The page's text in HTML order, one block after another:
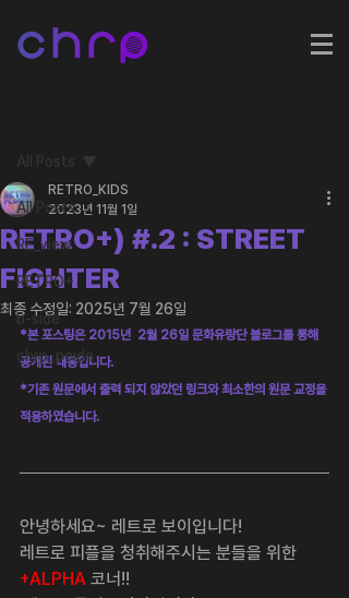
All Posts
RE_view
RETRO+
b-side
chrp_peida
RETRO+) #.2 : STREET
FIGHTER
RETRO_KIDS
2023년 11월 1일
최종 수정일: 2025년 7월 26일
*본 포스팅은 2015년  2월 26일 문화유랑단 블로그를 통해
공개된 내용입니다.
*기존 원문에서 출력 되지 않았던 링크와 최소한의 원문 교정을
적용하였습니다.
안녕하세요~ 레트로 보이입니다!
레트로 피플을 청취해주시는 분들을 위한
+ALPHA 코너!!